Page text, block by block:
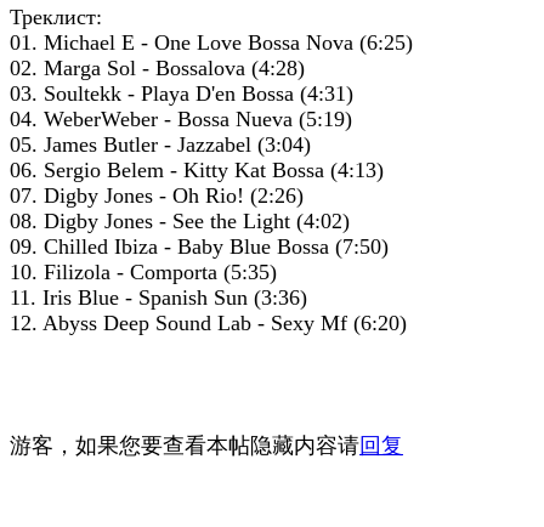
Треклист:
01. Michael E - One Love Bossa Nova (6:25)
02. Marga Sol - Bossalova (4:28)
03. Soultekk - Playa D'en Bossa (4:31)
04. WeberWeber - Bossa Nueva (5:19)
05. James Butler - Jazzabel (3:04)
06. Sergio Belem - Kitty Kat Bossa (4:13)
07. Digby Jones - Oh Rio! (2:26)
08. Digby Jones - See the Light (4:02)
09. Chilled Ibiza - Baby Blue Bossa (7:50)
10. Filizola - Comporta (5:35)
11. Iris Blue - Spanish Sun (3:36)
12. Abyss Deep Sound Lab - Sexy Mf (6:20)
游客，如果您要查看本帖隐藏内容请回复